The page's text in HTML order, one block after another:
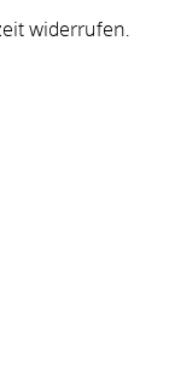
widerrufen.